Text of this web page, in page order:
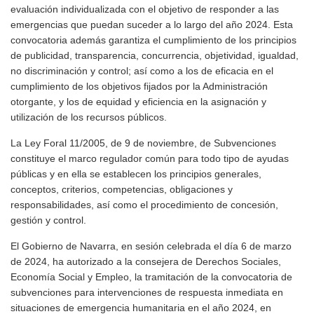
evaluación individualizada con el objetivo de responder a las
emergencias que puedan suceder a lo largo del año 2024. Esta
convocatoria además garantiza el cumplimiento de los principios
de publicidad, transparencia, concurrencia, objetividad, igualdad,
no discriminación y control; así como a los de eficacia en el
cumplimiento de los objetivos fijados por la Administración
otorgante, y los de equidad y eficiencia en la asignación y
utilización de los recursos públicos.
La Ley Foral 11/2005, de 9 de noviembre, de Subvenciones
constituye el marco regulador común para todo tipo de ayudas
públicas y en ella se establecen los principios generales,
conceptos, criterios, competencias, obligaciones y
responsabilidades, así como el procedimiento de concesión,
gestión y control.
El Gobierno de Navarra, en sesión celebrada el día 6 de marzo
de 2024, ha autorizado a la consejera de Derechos Sociales,
Economía Social y Empleo, la tramitación de la convocatoria de
subvenciones para intervenciones de respuesta inmediata en
situaciones de emergencia humanitaria en el año 2024, en